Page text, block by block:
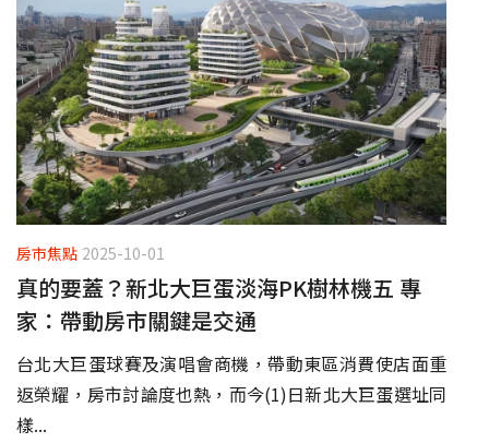
房市焦點 2025-10-01
真的要蓋？新北大巨蛋淡海PK樹林機五 專
家：帶動房市關鍵是交通
台北大巨蛋球賽及演唱會商機，帶動東區消費使店面重
返榮耀，房市討論度也熱，而今(1)日新北大巨蛋選址同
樣...